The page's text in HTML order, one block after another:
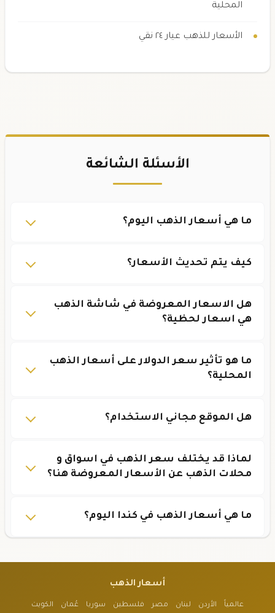
المحلية
الأسعار للذهب عيار ٢٤ نقي
الأسئلة الشائعة
ما هي أسعار الذهب اليوم؟
كيف يتم تحديث الأسعار؟
هل الاسعار المعروضة في شاشة الذهب
هي اسعار لحظية؟
ما هو تأثير سعر الدولار على أسعار الذهب
المحلية؟
هل الموقع مجاني الاستخدام؟
لماذا قد يختلف سعر الذهب في اسواق و
محلات الذهب عن الأسعار المعروضة هنا؟
ما هي أسعار الذهب في كندا اليوم؟
أسعار الذهب
عالمياً الأردن لبنان مصر فلسطين سوريا عُمان الكويت